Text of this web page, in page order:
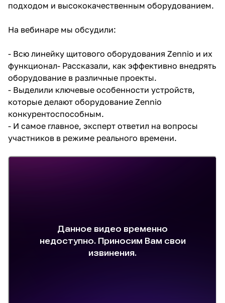
подходом и высококачественным оборудованием.
На вебинаре мы обсудили:
- Всю линейку щитового оборудования Zennio и их
функционал- Рассказали, как эффективно внедрять
оборудование в различные проекты.
- Выделили ключевые особенности устройств,
которые делают оборудование Zennio
конкурентоспособным.
- И самое главное, эксперт ответил на вопросы
участников в режиме реального времени.